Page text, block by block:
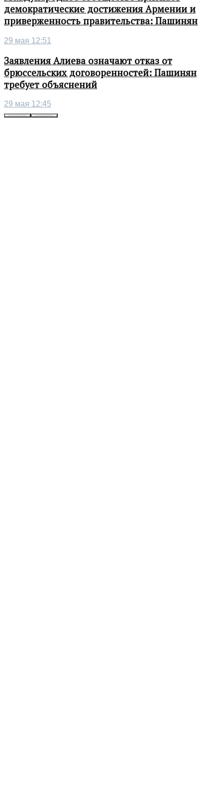
демократические достижения Армении и
приверженность правительства: Пашинян
29 мая 12:51
Заявления Алиева означают отказ от
брюссельских договоренностей: Пашинян
требует объяснений
29 мая 12:45